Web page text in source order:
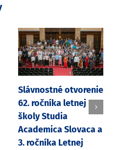
Slávnostné otvorenie
62. ročníka letnej
školy Studia
Academica Slovaca a
3. ročníka Letnej